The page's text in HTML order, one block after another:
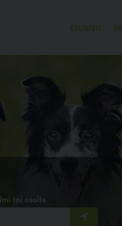
ETUSIVU
tai osoite